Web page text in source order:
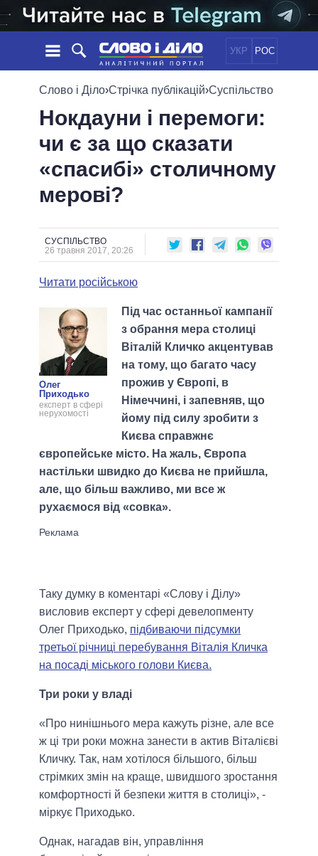
УКР РОС
НОВИНИ
СТРІЧКА
ПОДІЇ
СТАТТІ
ОГЛЯДИ
ДАЙДЖЕСТИ
ПОЛІТИКА
ЕКОНОМІКА
СУСПІЛЬСТВО
ОБIЦЯНКИ
ПОЛIТИКИ
УСІ ПОЛІТИКИ
ПРЕЗИДЕНТ І ОФІС
ВЕРХОВНА РАДА
КАБІНЕТ МІНІСТРІВ
МЕРИ МІСТ
ВСІ ПЕРСОНИ
ПІДТРИМАТИ
ПОРІВНЯННЯ ПОЛІТИКІВ
Слово і Діло›Стрічка публікацій›Суспільство
Нокдауни і перемоги:
чи є за що сказати
«спасибі» столичному
мерові?
СУСПІЛЬСТВО
26 травня 2017, 20:26
Читати російською
Олег
Приходько
експерт в сфері
нерухомості
Під час останньої кампанії
з обрання мера столиці
Віталій Кличко акцентував
на тому, що багато часу
прожив у Європі, в
Німеччині, і запевняв, що
йому під силу зробити з
Києва справжнє
європейське місто. На жаль, Європа
настільки швидко до Києва не прийшла,
але, що більш важливо, ми все ж
рухаємося від «совка».
Таку думку в коментарі «Слову і Ділу»
висловив експерт у сфері девелопменту
Олег Приходько, підбиваючи підсумки
третьої річниці перебування Віталія Кличка
на посаді міського голови Києва.
Три роки у владі
«Про нинішнього мера кажуть різне, але все
ж ці три роки можна занести в актив Віталієві
Кличку. Так, нам хотілося більшого, більш
стрімких змін на краще, швидшого зростання
комфортності й безпеки життя в столиці», -
міркує Приходько.
Однак, нагадав він, управління